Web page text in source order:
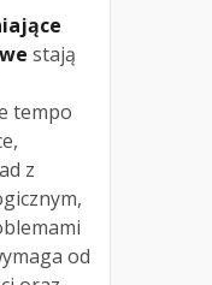
stają
tempo
z
od